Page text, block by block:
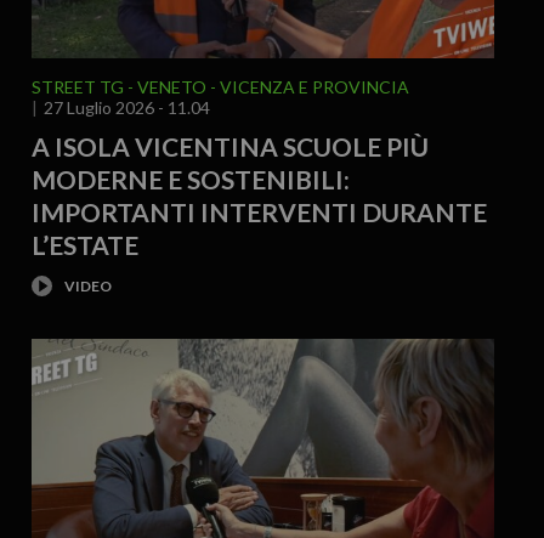
STREET TG VENETO
VICENZA E PROVINCIA
27 Luglio 2026 - 11.04
A ISOLA VICENTINA SCUOLE PIÙ
MODERNE E SOSTENIBILI:
IMPORTANTI INTERVENTI DURANTE
L’ESTATE